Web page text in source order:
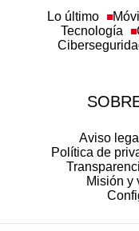
Tecnología
Política de
Misión y